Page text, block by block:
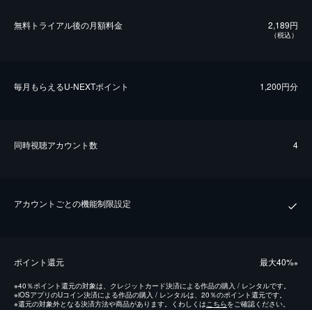
無料トライアル後の⽉額料金 2,189円
（税込）
毎⽉もらえるU-NEXTポイント 1,200円分
同時視聴アカウント数 4
アカウントごとの機能制限設定
ポイント還元 最⼤40%※
※40％ポイント還元の対象は、クレジットカード決済による作品の購入 / レンタルです。
※iOSアプリのUコイン決済による作品の購入 / レンタルは、20％のポイント還元です。
※還元の対象外となる決済方法や商品があります。くわしくはこちらをご確認ください。